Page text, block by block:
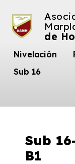
de
Nivelación
Sub 16
Sub
B1